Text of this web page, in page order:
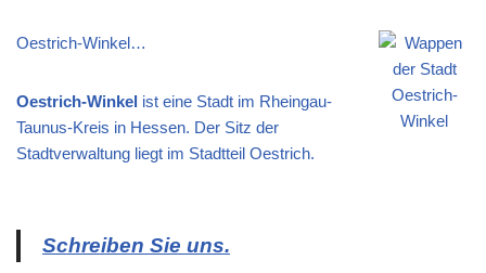
Oestrich-Winkel…
Oestrich-Winkel ist eine Stadt im Rheingau-
Taunus-Kreis in Hessen. Der Sitz der
Stadtverwaltung liegt im Stadtteil Oestrich.
Schreiben Sie uns.